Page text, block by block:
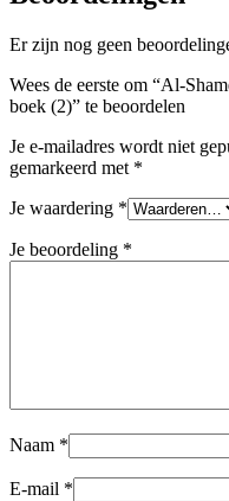
Er zijn nog geen
Wees de eerste om “Al-
boek (2)” te beoordelen
Je e-mailadres wordt niet
gemarkeerd met *
Je waardering *
Je beoordeling *
Naam *
E-mail *